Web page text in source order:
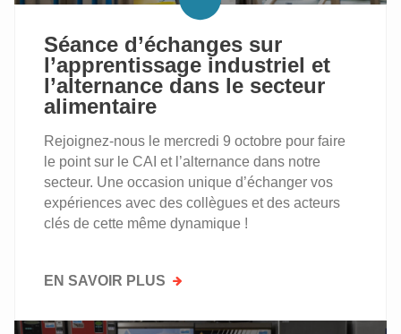
Séance d’échanges sur
l’apprentissage industriel et
l’alternance dans le secteur
alimentaire
Rejoignez-nous le mercredi 9 octobre pour faire
le point sur le CAI et l’alternance dans notre
secteur. Une occasion unique d’échanger vos
expériences avec des collègues et des acteurs
clés de cette même dynamique !
EN SAVOIR PLUS SUR
D’ÉCHANGES